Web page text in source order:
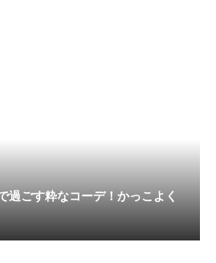
過ごす粋なコーデ！かっこよく